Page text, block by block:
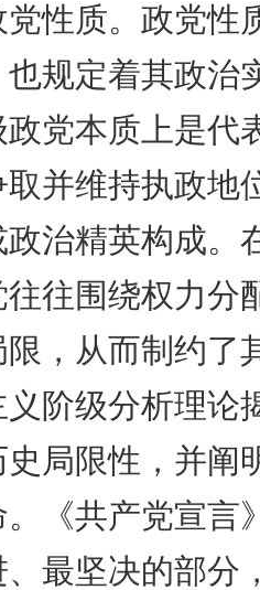
党性质。政党性
规定着其政治
党本质上是代
并维持执政地
治精英构成。
往围绕权力分
，从而制约了
阶级分析理论
局限性，并阐
《共产党宣言
、最坚决的部分